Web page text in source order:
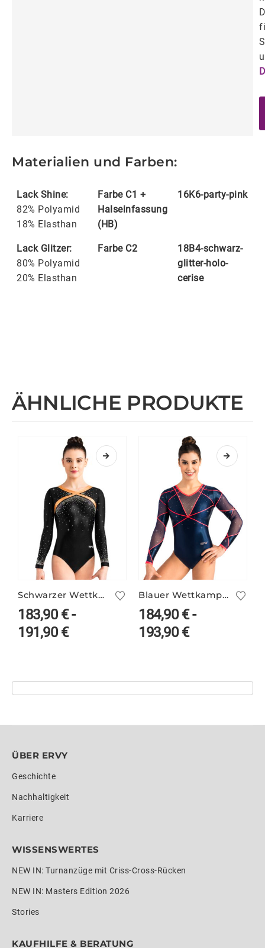
Materialien und Farben:
Lack Shine:
82% Polyamid
18% Elasthan
Farbe C1 +
Halseinfassung
(HB)
16K6-party-pink
Lack Glitzer:
80% Polyamid
20% Elasthan
Farbe C2
18B4-schwarz-
glitter-holo-
cerise
ÄHNLICHE PRODUKTE
Schwarzer Wettkampfanzug ELSY/4
183,90€-
191,90€
Blauer Wettkampfanzug VALERIE/2 mit Neon
184,90€-
193,90€
ÜBER ERVY
Geschichte
Nachhaltigkeit
Karriere
WISSENSWERTES
NEW IN: Turnanzüge mit Criss-Cross-Rücken
NEW IN: Masters Edition 2026
Stories
KAUFHILFE & BERATUNG